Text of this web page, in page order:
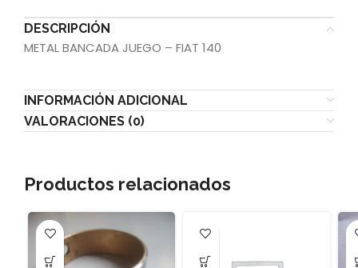
DESCRIPCIÓN
METAL BANCADA JUEGO – FIAT 140
INFORMACIÓN ADICIONAL
VALORACIONES (0)
Productos relacionados